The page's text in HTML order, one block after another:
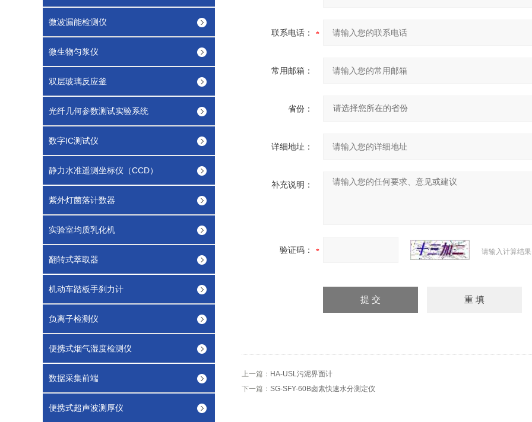
微波漏能检测仪
微生物匀浆仪
双层玻璃反应釜
光纤几何参数测试实验系统
数字IC测试仪
静力水准遥测坐标仪（CCD）
紫外灯菌落计数器
实验室均质乳化机
翻转式萃取器
机动车踏板手刹力计
负离子检测仪
便携式烟气湿度检测仪
数据采集前端
便携式超声波测厚仪
联系电话：
常用邮箱：
省份：
详细地址：
补充说明：
验证码： 请输入计算结
上一篇： HA-USL污泥界面计
下一篇： SG-SFY-60B卤素快速水分测定仪